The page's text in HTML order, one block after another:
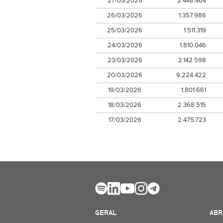
26/03/2026
1.357.986
25/03/2026
1.511.319
24/03/2026
1.810.046
23/03/2026
2.142.598
20/03/2026
9.224.422
19/03/2026
1.801.661
18/03/2026
2.368.515
17/03/2026
2.475.723
GERAL